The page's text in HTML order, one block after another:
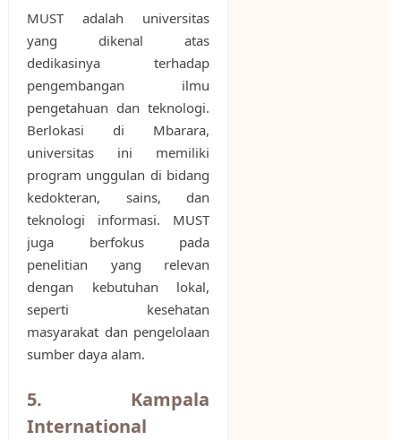
MUST adalah universitas
yang dikenal atas
dedikasinya terhadap
pengembangan ilmu
pengetahuan dan teknologi.
Berlokasi di Mbarara,
universitas ini memiliki
program unggulan di bidang
kedokteran, sains, dan
teknologi informasi. MUST
juga berfokus pada
penelitian yang relevan
dengan kebutuhan lokal,
seperti kesehatan
masyarakat dan pengelolaan
sumber daya alam.
5. Kampala
International